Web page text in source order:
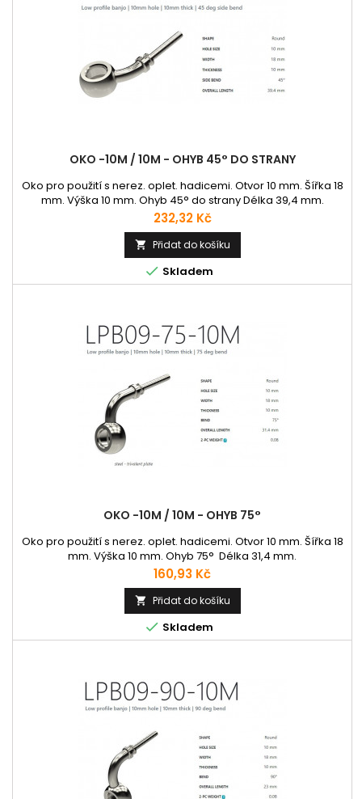
OKO -10M / 10M - OHYB 45° DO STRANY
Oko pro použití s nerez. oplet. hadicemi. Otvor 10 mm. Šířka 18
mm. Výška 10 mm. Ohyb 45° do strany Délka 39,4 mm.
Cena
232,32 Kč
 Přidat do košíku
 Skladem
OKO -10M / 10M - OHYB 75°
Oko pro použití s nerez. oplet. hadicemi. Otvor 10 mm. Šířka 18
mm. Výška 10 mm. Ohyb 75° Délka 31,4 mm.
Cena
160,93 Kč
 Přidat do košíku
 Skladem